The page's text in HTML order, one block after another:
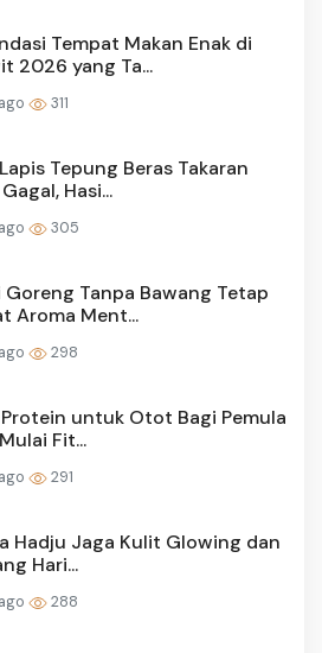
Tempat Makan Enak di
2026 yang Ta...
311
Tepung Beras Takaran
Hasi...
305
Goreng Tanpa Bawang Tetap
Aroma Ment...
298
untuk Otot Bagi Pemula
Fit...
291
Hadju Jaga Kulit Glowing dan
Hari...
288